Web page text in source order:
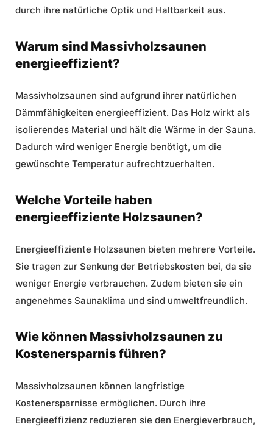
durch ihre natürliche Optik und Haltbarkeit aus.
Warum sind Massivholzsaunen
energieeffizient?
Massivholzsaunen sind aufgrund ihrer natürlichen
Dämmfähigkeiten energieeffizient. Das Holz wirkt als
isolierendes Material und hält die Wärme in der Sauna.
Dadurch wird weniger Energie benötigt, um die
gewünschte Temperatur aufrechtzuerhalten.
Welche Vorteile haben
energieeffiziente Holzsaunen?
Energieeffiziente Holzsaunen bieten mehrere Vorteile.
Sie tragen zur Senkung der Betriebskosten bei, da sie
weniger Energie verbrauchen. Zudem bieten sie ein
angenehmes Saunaklima und sind umweltfreundlich.
Wie können Massivholzsaunen zu
Kostenersparnis führen?
Massivholzsaunen können langfristige
Kostenersparnisse ermöglichen. Durch ihre
Energieeffizienz reduzieren sie den Energieverbrauch,